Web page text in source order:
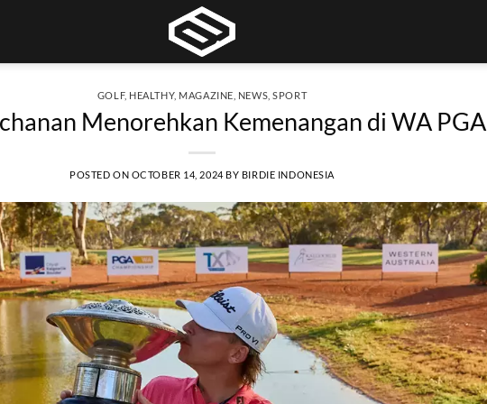
GOLF, HEALTHY, MAGAZINE NEWS ,SPORT
Menorehkan Kemenangan di WA PGA
POSTED ON OCTOBER 14, 2024 BY BIRDIE INDONESIA